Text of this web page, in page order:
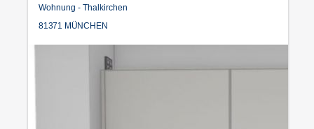
Wohnung - Thalkirchen
81371 MÜNCHEN